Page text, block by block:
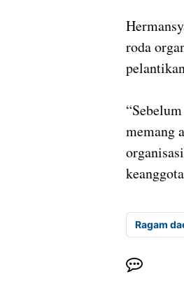
roda
memang
Ragam